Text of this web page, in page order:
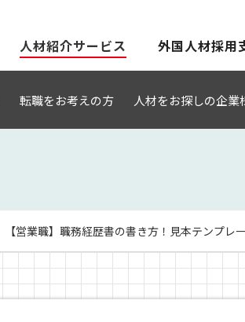
人材紹介サービス 外国人材採用
転職をお考えの方 人材をお探しの企業
【営業職】職務経歴書の書き方！見本テンプ